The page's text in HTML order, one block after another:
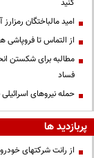
کنید
امید مالباختگان
از التماس تا فروپاشی
مطالبه برای شکستن
فساد
حمله نیروهای
پربازدید ها
از رانت‌ شرکتهای